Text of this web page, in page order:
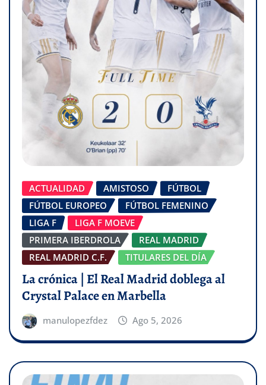
ACTUALIDAD AMISTOSO
FÚTBOL
FÚTBOL EUROPEO
FÚTBOL FEMENINO
LIGA F
LIGA F MOEVE
PRIMERA IBERDROLA
REAL MADRID
REAL MADRID C.F.
TITULARES DEL DÍA
La crónica | El Real Madrid doblega al
Crystal Palace en Marbella
manulopezfdez Ago 5, 2026